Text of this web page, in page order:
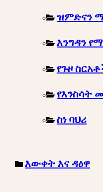
ዝምድናን
እንግዳን
የጉዞ
የእንስሳት
ስነ ባህሪ
እውቀት እና ዳዕዋ